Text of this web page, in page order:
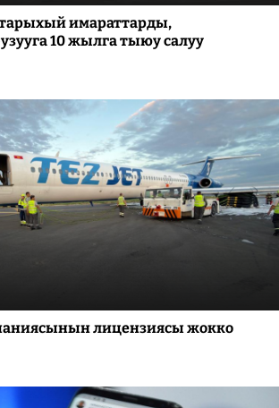
имараттарды,
10 жылга тыюу салуу
лицензиясы жокко